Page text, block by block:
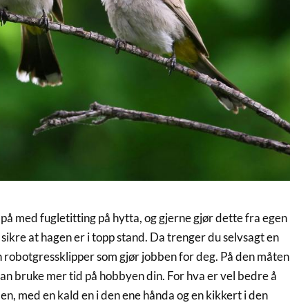
med fugletitting på hytta, og gjerne gjør dette fra egen
at hagen er i topp stand. Da trenger du selvsagt en
robotgressklipper som gjør jobben for deg. På den måten
bruke mer tid på hobbyen din. For hva er vel bedre å
med en kald en i den ene hånda og en kikkert i den